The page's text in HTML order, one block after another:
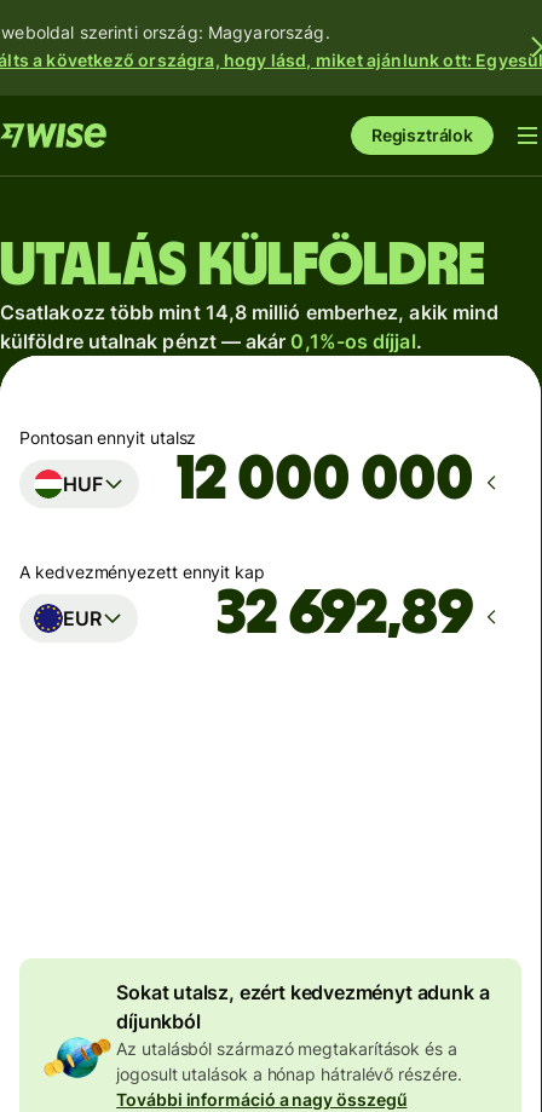
szerinti ország: Magyarország.
a következő országra, hogy lásd, miket ajánlunk ott:
Regisztrálok
Utalás külföldre
Csatlakozz több mint 14,8 millió emberhez, akik mind
külföldre utalnak pénzt — akár 0,1%-os díjjal.
Pontosan ennyit utalsz
HUF
A kedvezményezett ennyit kap
EUR
Sokat utalsz, ezért kedvezményt adunk a
díjunkból
Az utalásból származó megtakarítások és a
jogosult utalások a hónap hátralévő részére.
További információ a nagy összegű